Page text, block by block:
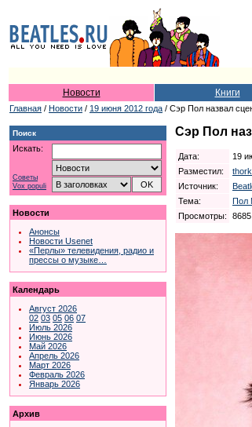
Новости Книги
Главная / Новости / 19 июня 2012 года / Сэр Пол назвал
Поиск
Искать:
Советы
Vox populi
Новости
Анонсы
Новости Usenet
«Перлы» телевидения, радио и
прессы о музыке…
Календарь
Август 2026
02 03 05 06 07
Июль 2026
Июнь 2026
Май 2026
Апрель 2026
Март 2026
Февраль 2026
Январь 2026
Архив
Сэр Пол
Дата:
19
Разместил:
Источник:
Тема:
Пол
Просмотры:
8685